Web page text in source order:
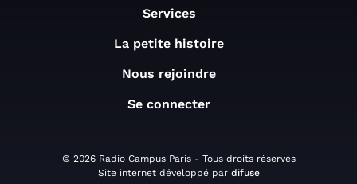
Services
La petite histoire
Nous rejoindre
Se connecter
© 2026 Radio Campus Paris - Tous droits réservés
Site internet développé par difuse